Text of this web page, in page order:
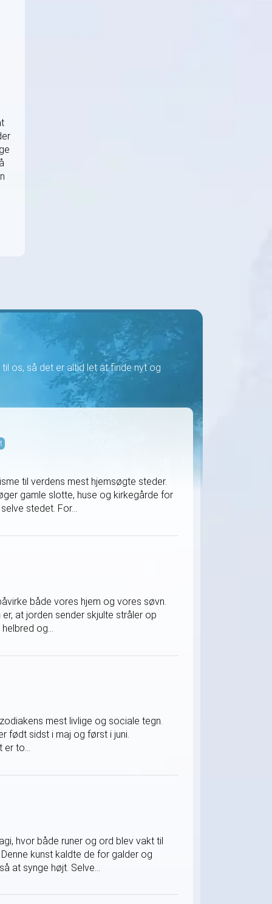
os, så det er altid let at finde nyt og
til verdens mest hjemsøgte steder.
gamle slotte, huse og kirkegårde for
stedet. For...
både vores hjem og vores søvn.
at jorden sender skjulte stråler op
og...
mest livlige og sociale tegn.
født sidst i maj og først i juni.
er to...
hvor både runer og ord blev vakt til
kunst kaldte de for galder og
at synge højt. Selve...